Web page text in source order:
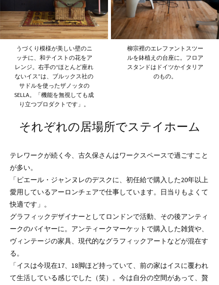
うづくり模様が美しい壁のニ
ッチに、和テイストの花をア
レンジ。右手の“ほとんど座れ
ないイス”は、ブルックス社の
サドルを使ったザノッタの
SELLA。「機能を無視しても成
り立つプロダクトです」。
柳宗裡のエレファントスツー
ルを鉢植えの台座に。フロア
スタンドはドイツかイタリア
のもの。
それぞれの居場所でステイホーム
テレワークが続く今、古久保さんはワークスペースで過ごすこと
が多い。
「ピエール・ジャンヌレのデスクに、初任給で購入した20年以上
愛用しているアーロンチェアで仕事しています。日当りもよくて
快適です」。
グラフィックデザイナーとしてロンドンで活動、その後アンティ
ークのバイヤーに。アンティークマーケットで購入した雑貨や、
ヴィンテージの家具、現代的なグラフィックアートなどが混在す
る。
「イスは今現在17、18脚ほど持っていて、前の家はイスに覆われ
て生活している感じでした（笑）。今は自分の空間があって、贅